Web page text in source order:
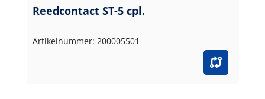
Reedcontact ST-5 cpl.
Artikelnummer: 200005501